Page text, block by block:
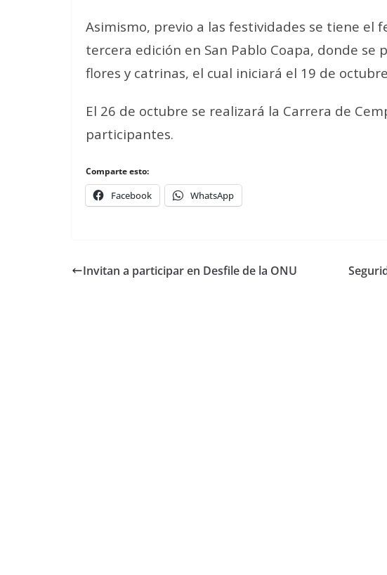
Asimismo, previo a las festividades se tiene el
tercera edición en San Pablo Coapa, donde se
flores y catrinas, el cual iniciará el 19 de
El 26 de octubre se realizará la Carrera de
participantes.
Comparte esto:
Facebook WhatsApp
Invitan a participar en Desfile de la ONU